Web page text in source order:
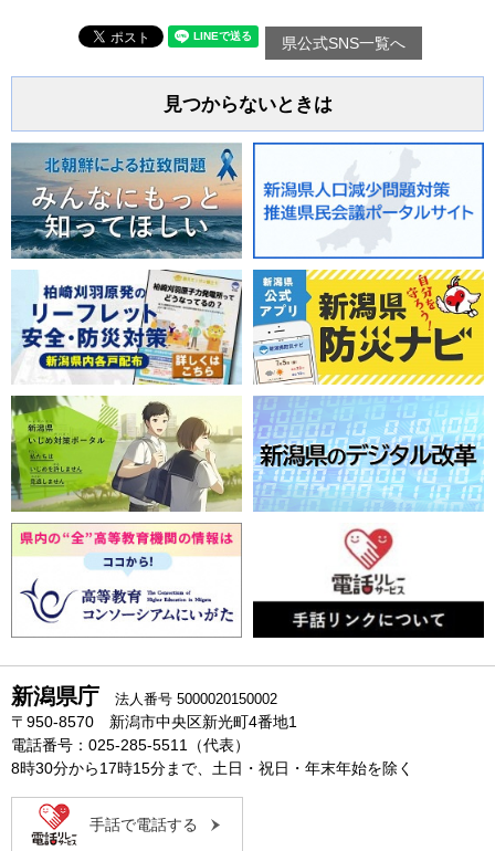
県公式SNS一覧へ
見つからないときは
新潟県庁 法人番号 5000020150002
〒950-8570 新潟市中央区新光町4番地1
電話番号：025-285-5511（代表）
8時30分から17時15分まで、土日・祝日・年末年始を除く
手話で電話する